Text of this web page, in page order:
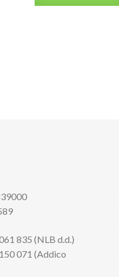
835 (NLB d.d.)
071 (Addico